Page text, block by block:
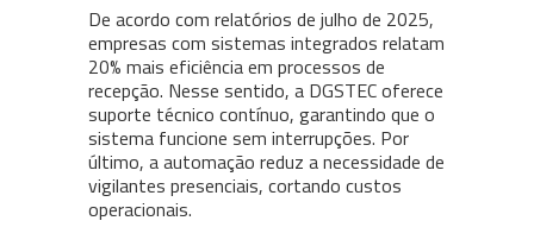
De acordo com relatórios de julho de 2025,
empresas com sistemas integrados relatam
20% mais eficiência em processos de
recepção. Nesse sentido, a DGSTEC oferece
suporte técnico contínuo, garantindo que o
sistema funcione sem interrupções. Por
último, a automação reduz a necessidade de
vigilantes presenciais, cortando custos
operacionais.